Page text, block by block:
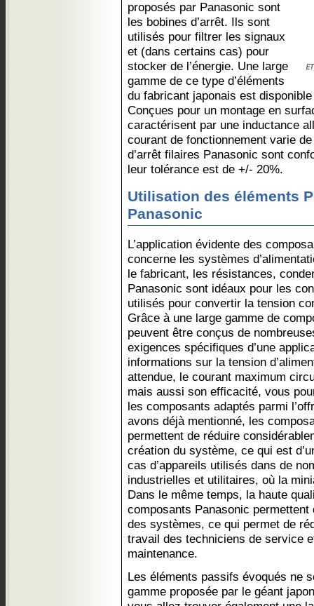
proposés par Panasonic sont
les bobines d’arrêt. Ils sont
utilisés pour filtrer les signaux
et (dans certains cas) pour
stocker de l’énergie. Une large
gamme de ce type d’éléments
du fabricant japonais est
Conçues pour un montage en
caractérisent par une inductance
courant de fonctionnement varie
d’arrêt filaires Panasonic sont
leur tolérance est de +/- 20%.
Utilisation des éléments
Panasonic
L’application évidente des
concerne les systèmes
le fabricant, les résistances,
Panasonic sont idéaux pour les
utilisés pour convertir la tension
Grâce à une large gamme de
peuvent être conçus de
exigences spécifiques d’une
informations sur la tension
attendue, le courant maximum
mais aussi son efficacité, vous
les composants adaptés parmi
avons déjà mentionné, les
permettent de réduire
création du système, ce qui est
cas d’appareils utilisés dans de
industrielles et utilitaires, où la
Dans le même temps, la haute
composants Panasonic
des systèmes, ce qui permet de
travail des techniciens de service
maintenance.
Les éléments passifs évoqués ne
gamme proposée par le géant